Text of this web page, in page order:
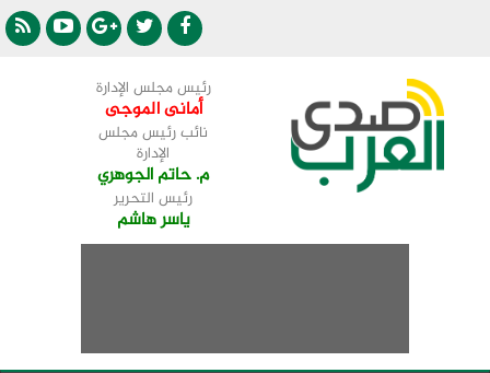
رئيس مجلس الإدارة
أمانى الموجى
نائب رئيس مجلس
الإدارة
م. حاتم الجوهري
رئيس التحرير
ياسر هاشم